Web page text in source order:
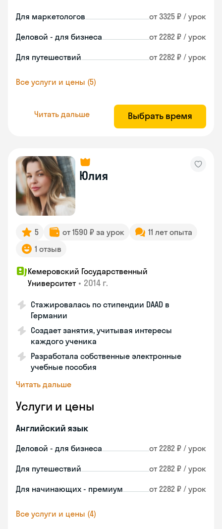
Для маркетологов от 3325 ₽ / урок
Деловой - для бизнеса от 2282 ₽ / урок
Для путешествий от 2282 ₽ / урок
Все услуги и цены (5)
Читать дальше Выбрать время
Юлия
5 от 1590 ₽ за урок
11 лет опыта
1 отзыв
Кемеровский Государственный
Университет • 2014 г.
Стажировалась по стипендии DAAD в
Германии
Создает занятия, учитывая интересы
каждого ученика
Разработала собственные электронные
учебные пособия
Читать дальше
Услуги и цены
Английский язык
Деловой - для бизнеса от 2282 ₽ / урок
Для путешествий от 2282 ₽ / урок
Для начинающих - премиум от 2282 ₽ / урок
Все услуги и цены (4)